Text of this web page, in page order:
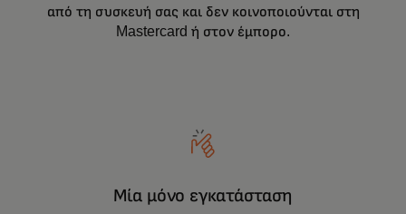
Τα payment passkeys σάς επιτρέπουν να
από τη συσκευή σας και δεν κοινοποιούνται στη
Mastercard ή στον έμπορο.
Μία μόνο εγκατάσταση